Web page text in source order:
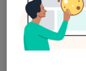
MUDr. Petr
zařízení -
Gynekolog a
Gynprenatal a